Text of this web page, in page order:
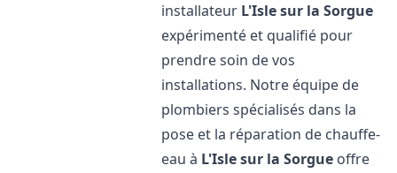
installateur L'Isle sur la Sorgue
expérimenté et qualifié pour
prendre soin de vos
installations. Notre équipe de
plombiers spécialisés dans la
pose et la réparation de chauffe-
eau à L'Isle sur la Sorgue offre